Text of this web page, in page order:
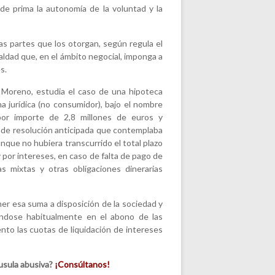
prima la autonomía de la voluntad y la
partes que los otorgan, según regula el
que, en el ámbito negocial, imponga a
estudia el caso de una hipoteca
jurídica (no consumidor), bajo el nombre
importe de 2,8 millones de euros y
resolución anticipada que contemplaba
no hubiera transcurrido el total plazo
intereses, en caso de falta de pago de
mixtas y otras obligaciones dinerarias
esa suma a disposición de la sociedad y
habitualmente en el abono de las
las cuotas de liquidación de intereses
abusiva? ¡Consúltanos!